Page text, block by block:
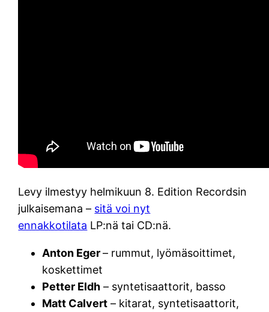
Levy ilmestyy helmikuun 8. Edition Recordsin
julkaisemana – sitä voi nyt
ennakkotilata LP:nä tai CD:nä.
Anton Eger– rummut, lyömäsoittimet,
koskettimet
Petter Eldh – syntetisaattorit, basso
Matt Calvert – kitarat, syntetisaattorit,